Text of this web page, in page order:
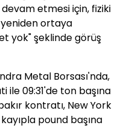
etmesi için, fiziki
ortaya
yok" şeklinde görüş
Metal Borsası'nda,
ile 09:31'de ton başına
kontratı, New York
pound başına